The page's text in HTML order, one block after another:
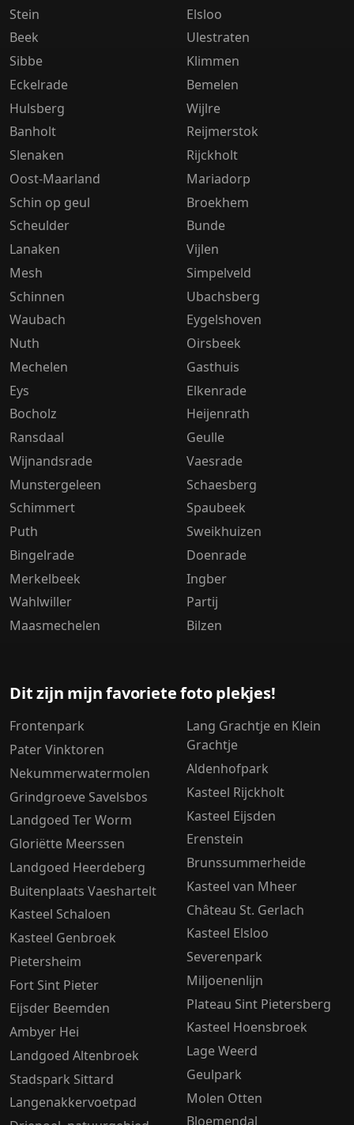
Stein
Beek
Sibbe
Eckelrade
Hulsberg
Banholt
Slenaken
Oost-Maarland
Schin op geul
Scheulder
Lanaken
Mesh
Schinnen
Waubach
Nuth
Mechelen
Eys
Bocholz
Ransdaal
Wijnandsrade
Munstergeleen
Schimmert
Puth
Bingelrade
Merkelbeek
Wahlwiller
Maasmechelen
Elsloo
Ulestraten
Klimmen
Bemelen
Wijlre
Reijmerstok
Rijckholt
Mariadorp
Broekhem
Bunde
Vijlen
Simpelveld
Ubachsberg
Eygelshoven
Oirsbeek
Gasthuis
Elkenrade
Heijenrath
Geulle
Vaesrade
Schaesberg
Spaubeek
Sweikhuizen
Doenrade
Ingber
Partij
Bilzen
Dit zijn mijn favoriete foto plekjes!
Frontenpark
Pater Vinktoren
Nekummerwatermolen
Grindgroeve Savelsbos
Landgoed Ter Worm
Gloriëtte Meerssen
Landgoed Heerdeberg
Buitenplaats Vaeshartelt
Kasteel Schaloen
Kasteel Genbroek
Pietersheim
Fort Sint Pieter
Eijsder Beemden
Ambyer Hei
Landgoed Altenbroek
Stadspark Sittard
Langenakkervoetpad
Lang Grachtje en Klein
Grachtje
Aldenhofpark
Kasteel Rijckholt
Kasteel Eijsden
Erenstein
Brunssummerheide
Kasteel van Mheer
Château St. Gerlach
Kasteel Elsloo
Severenpark
Miljoenenlijn
Plateau Sint Pietersberg
Kasteel Hoensbroek
Lage Weerd
Geulpark
Molen Otten
Bloemendal